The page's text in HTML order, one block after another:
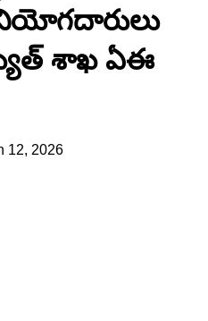
శాఖ ఏఈ
12, 2026